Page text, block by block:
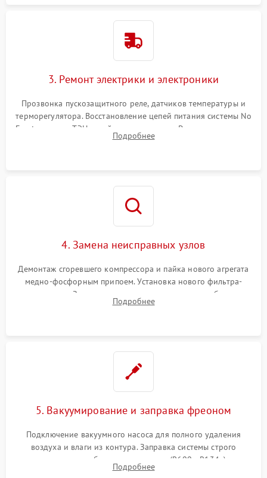
3. Ремонт электрики и электроники
Прозвонка пускозащитного реле, датчиков температуры и
терморегулятора. Восстановление цепей питания системы No
Frost, включая ТЭН оттайки и вентилятор. Ремонт или замена
платы управления при сбоях алгоритмов.
Подробнее
4. Замена неисправных узлов
Демонтаж сгоревшего компрессора и пайка нового агрегата
медно-фосфорным припоем. Установка нового фильтра-
осушителя. Замена изношенных вентиляторов обдува,
сломанных заслонок или поврежденных дверных петель.
Подробнее
5. Вакуумирование и заправка фреоном
Подключение вакуумного насоса для полного удаления
воздуха и влаги из контура. Заправка системы строго
дозированным объемом хладагента (R600a, R134a) по
электронным весам. Контроль рабочего давления в системе.
Подробнее